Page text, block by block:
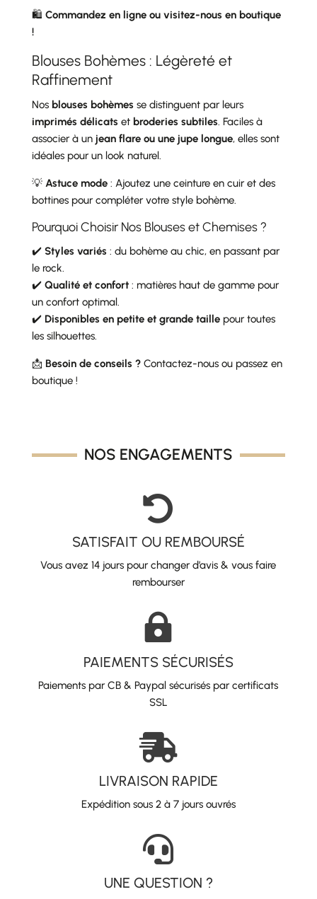
🛍️ Commandez en ligne ou visitez-nous en boutique
!
Blouses Bohèmes : Légèreté et
Raffinement
Nos blouses bohèmes se distinguent par leurs
imprimés délicats et broderies subtiles. Faciles à
associer à un jean flare ou une jupe longue, elles sont
idéales pour un look naturel.
💡 Astuce mode: Ajoutez une ceinture en cuir et des
bottines pour compléter votre style bohème.
Pourquoi Choisir Nos Blouses et Chemises ?
✔️ Styles variés : du bohème au chic, en passant par
le rock.
✔️ Qualité et confort: matières haut de gamme pour
un confort optimal.
✔️ Disponibles en petite et grande taillepour toutes
les silhouettes.
📩 Besoin de conseils ?Contactez-nous ou passez en
boutique !
NOS ENGAGEMENTS

SATISFAIT OU REMBOURSÉ
Vous avez 14 jours pour changer d’avis & vous faire
rembourser

PAIEMENTS SÉCURISÉS
Paiements par CB & Paypal sécurisés par certificats
SSL

LIVRAISON RAPIDE
Expédition sous 2 à 7 jours ouvrés

UNE QUESTION ?